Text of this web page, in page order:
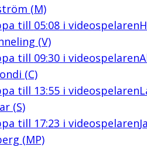
(M)
till 05:08i videospelaren
(V)
till 09:30i videospelaren
(C)
till 13:55i videospelaren
(S)
till 17:23 i videospelaren
(MP)